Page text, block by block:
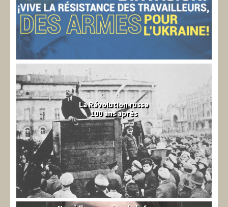
La Révolution russe
100 ans après